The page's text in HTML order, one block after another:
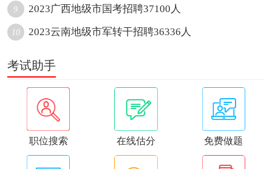
9 2023广西地级市国考招聘37100人
10 2023云南地级市军转干招聘36336人
考试助手
职位搜索 在线估分 免费做题